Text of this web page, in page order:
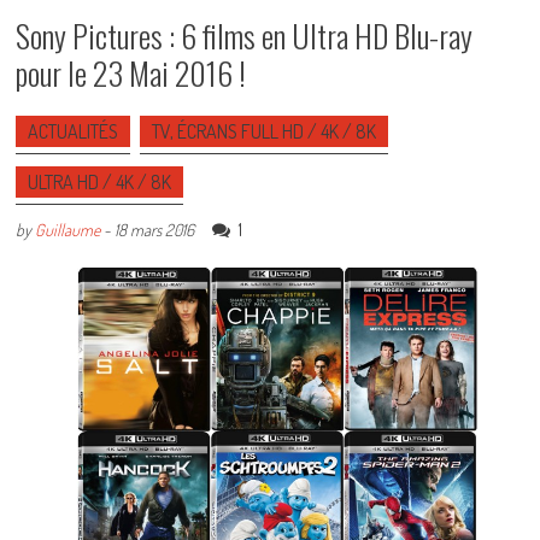
Sony Pictures : 6 films en Ultra HD Blu-ray
pour le 23 Mai 2016 !
ACTUALITÉS TV, ÉCRANS FULL HD / 4K / 8K
ULTRA HD / 4K / 8K
byGuillaume- 18 mars 2016 1